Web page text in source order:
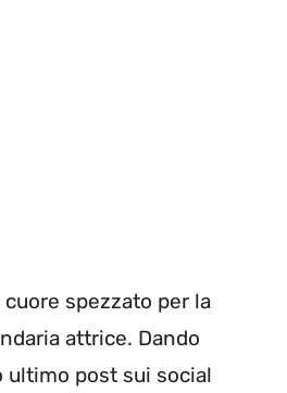
spezzato per la
attrice. Dando
ultimo post sui social